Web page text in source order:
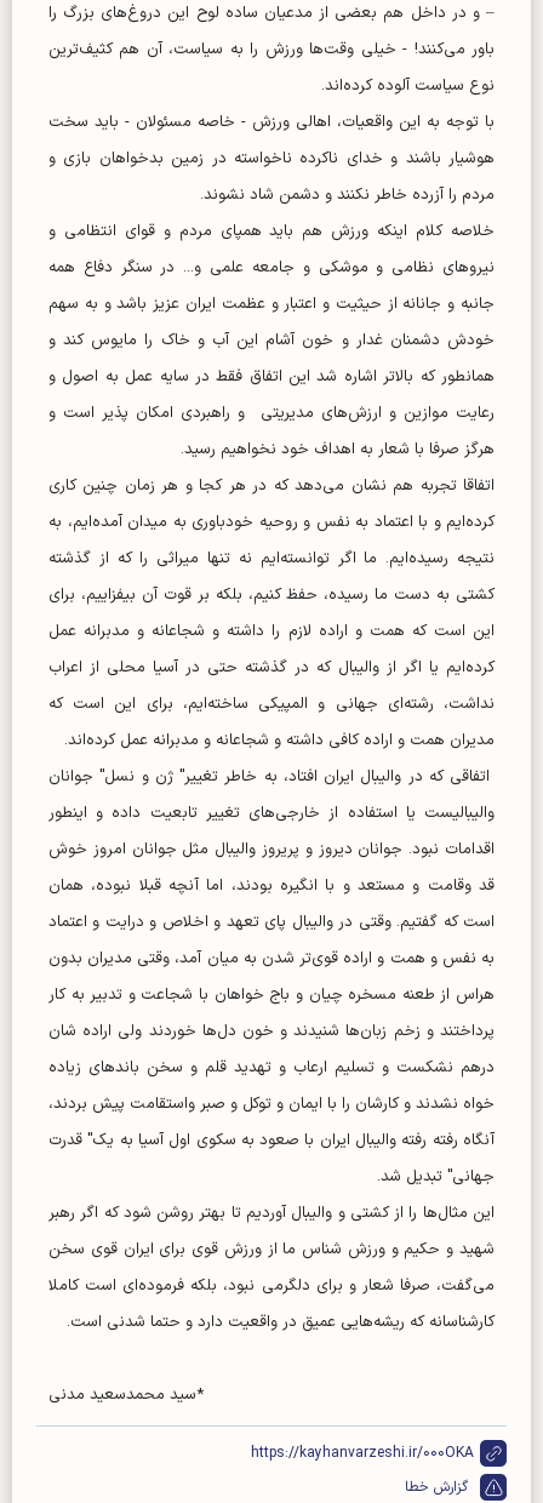
– و در داخل هم بعضی از مدعیان ساده لوح این دروغ‌های بزرگ را
باور می‌کنند! - خیلی وقت‌ها ورزش را به سیاست، آن هم کثیف‌ترین
نوع سیاست آلوده کرده‌اند.
با توجه به این واقعیات، اهالی ورزش - خاصه مسئولان - باید سخت
هوشیار باشند و خدای ناکرده ناخواسته در زمین بدخواهان بازی و
مردم را آزرده خاطر نکنند و دشمن شاد نشوند.
خلاصه کلام اینکه ورزش هم باید همپای مردم و قوای انتظامی و
نیرو‌های نظامی و موشکی و جامعه علمی و... در سنگر دفاع همه
جانبه و جانانه از حیثیت و اعتبار و عظمت ایران عزیز باشد و به سهم
خودش دشمنان غدار و خون آشام این آب و خاک را مایوس کند و
همانطور که بالاتر اشاره شد این اتفاق فقط در سایه عمل به اصول و
رعایت موازین و ارزش‌های مدیریتی و راهبردی امکان پذیر است و
هرگز صرفا با شعار به اهداف خود نخواهیم رسید.
اتفاقا تجربه هم نشان می‌دهد که در هر کجا و هر زمان چنین کاری
کرده‌ایم و با اعتماد به نفس و روحیه خودباوری به میدان آمده‌ایم، به
نتیجه رسیده‌ایم. ما اگر توانسته‌ایم نه تنها میراثی را که از گذشته
کشتی به دست ما رسیده، حفظ کنیم، بلکه بر قوت آن بیفزاییم، برای
این است که همت و اراده لازم را داشته و شجاعانه و مدبرانه عمل
کرده‌ایم یا اگر از والیبال که در گذشته حتی در آسیا محلی از اعراب
نداشت، رشته‌ای جهانی و المپیکی ساخته‌ایم، برای این است که
مدیران همت و اراده کافی داشته و شجاعانه و مدبرانه عمل کرده‌اند.
اتفاقی که در والیبال ایران افتاد، به خاطر تغییر" ژن و نسل" جوانان
والیبالیست یا استفاده از خارجی‌های تغییر تابعیت داده و اینطور
اقدامات نبود. جوانان دیروز و پریروز والیبال مثل جوانان امروز خوش
قد وقامت و مستعد و با انگیره بودند، اما آنچه قبلا نبوده، همان
است که گفتیم. وقتی در والیبال پای تعهد و اخلاص و درایت و اعتماد
به نفس و همت و اراده قوی‌تر شدن به میان آمد، وقتی مدیران بدون
هراس از طعنه مسخره چیان و باج خواهان با شجاعت و تدبیر به کار
پرداختند و زخم زبان‌ها شنیدند و خون دل‌ها خوردند ولی اراده شان
درهم نشکست و تسلیم ارعاب و تهدید قلم و سخن باند‌های زیاده
خواه نشدند و کارشان را با ایمان و توکل و صبر واستقامت پیش بردند،
آنگاه رفته رفته والیبال ایران با صعود به سکوی اول آسیا به یک" قدرت
جهانی" تبدیل شد.
این مثال‌ها را از کشتی و والیبال آوردیم تا بهتر روشن شود که اگر رهبر
شهید و حکیم و ورزش شناس ما از ورزش قوی برای ایران قوی سخن
می‌گفت، صرفا شعار و برای دلگرمی نبود، بلکه فرموده‌ای است کاملا
کارشناسانه که ریشه‌هایی عمیق در واقعیت دارد و حتما شدنی است.
*سید محمدسعید مدنی
https://kayhanvarzeshi.ir/000OKA
گزارش خطا